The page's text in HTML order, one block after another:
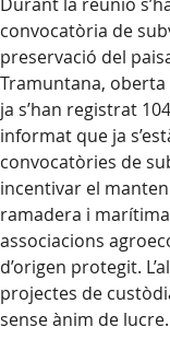
convocatòria de
preservació del
Tramuntana, oberta
ja s’han registrat
informat que ja
convocatòries de
incentivar el
ramadera i
associacions
d’origen protegit.
projectes de
sense ànim de lucre.